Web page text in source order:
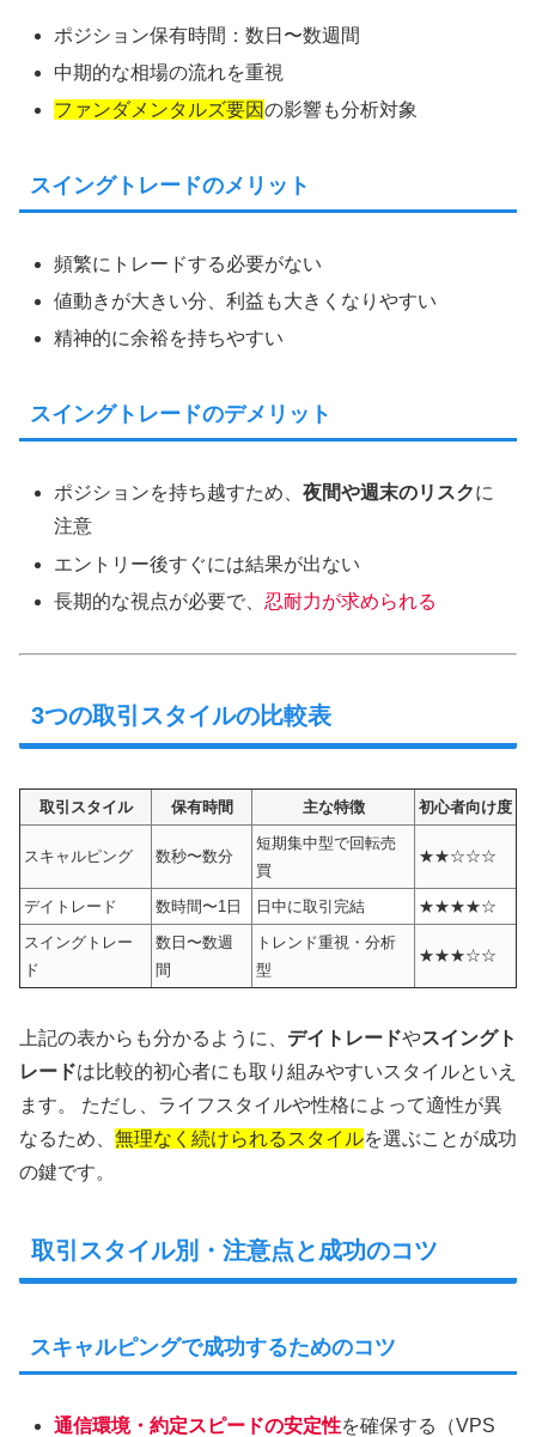
ポジション保有時間：数日〜数週間
中期的な相場の流れを重視
ファンダメンタルズ要因の影響も分析対象
スイングトレードのメリット
頻繁にトレードする必要がない
値動きが大きい分、利益も大きくなりやすい
精神的に余裕を持ちやすい
スイングトレードのデメリット
ポジションを持ち越すため、夜間や週末のリスクに
注意
エントリー後すぐには結果が出ない
長期的な視点が必要で、 忍耐力が求められる
3つの取引スタイルの比較表
取引スタイル 保有時間 主な特徴 初心者向け度
スキャルピング 数秒〜数分
短期集中型で回転売
買
★★☆☆☆
デイトレード 数時間〜1日 日中に取引完結
★★★★☆
スイングトレー
ド
数日〜数週
間
トレンド重視・分析
型
★★★☆☆
上記の表からも分かるように、 デイトレードやスイングト
レードは比較的初心者にも取り組みやすいスタイルといえ
ます。 ただし、ライフスタイルや性格によって適性が異
なるため、 無理なく続けられるスタイルを選ぶことが成功
の鍵です。
取引スタイル別・注意点と成功のコツ
スキャルピングで成功するためのコツ
通信環境・約定スピードの安定性を確保する（VPS